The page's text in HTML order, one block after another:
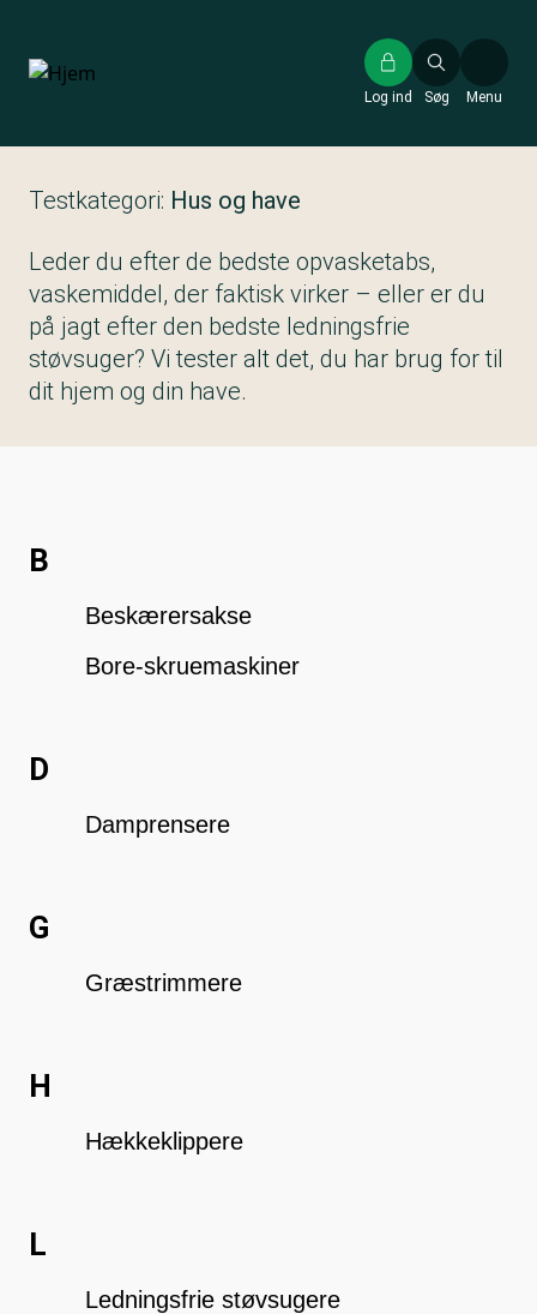
hovedindhold
Søg
Log ind Menu
Testkategori: Hus og have
Leder du efter de bedste opvasketabs,
vaskemiddel, der faktisk virker – eller er du
på jagt efter den bedste ledningsfrie
støvsuger? Vi tester alt det, du har brug for til
dit hjem og din have.
B
Beskærersakse
Bore-skruemaskiner
D
Damprensere
G
Græstrimmere
H
Hækkeklippere
L
Ledningsfrie støvsugere